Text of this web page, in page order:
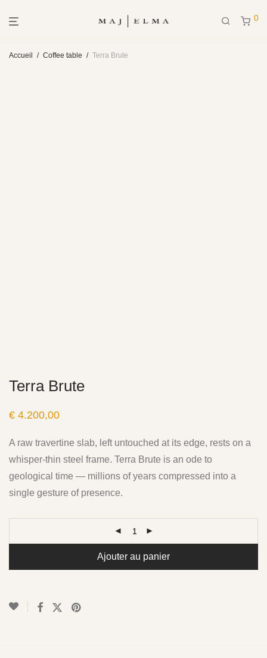
0
Accueil / Coffee table / Terra Brute
Terra Brute
€ 4.200,00
A raw travertine slab, left untouched at its edge, rests on a
whisper-thin steel frame. Terra Brute is an ode to
geological time — millions of years compressed into a
single gesture of presence.
Ajouter au panier